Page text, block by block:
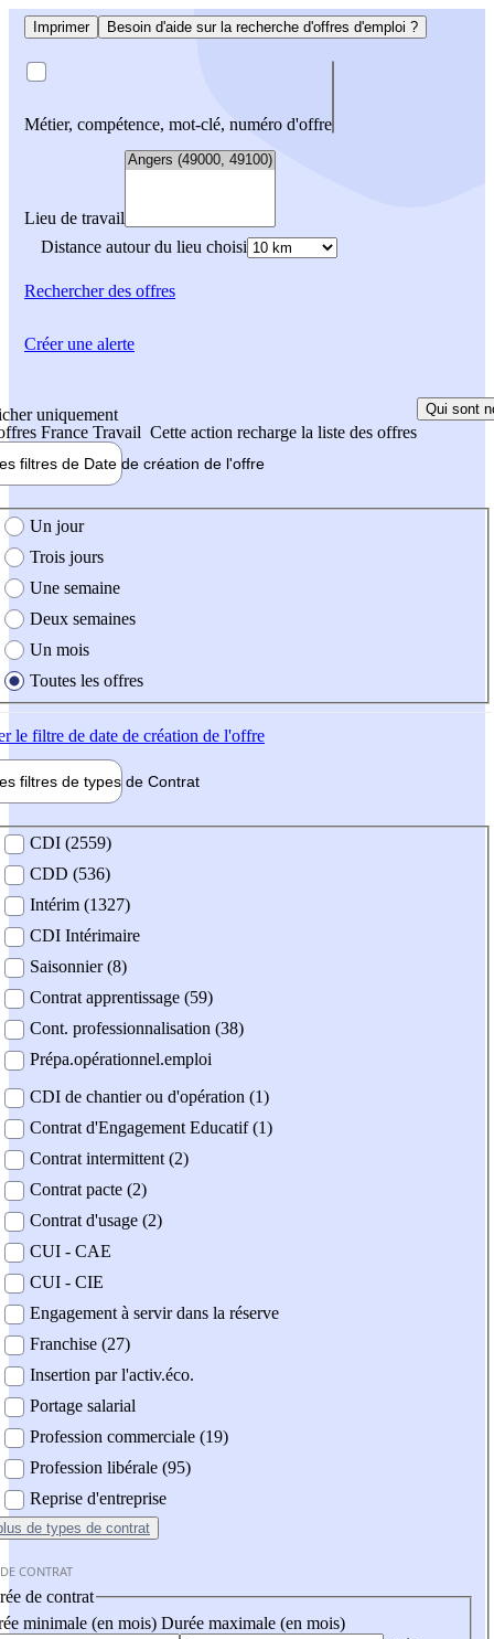
Imprimer Besoin d'aide sur la recherche d'offres d'emploi ?
Métier, compétence, mot-clé, numéro d'offre
Lieu de travail
Distance autour du lieu choisi
Rechercherdes offres
uniquement
France Travail Cette action recharge la liste des offres
Qui sont
filtres de Date de création de l'offre
création de l'offre
Un jour
Trois jours
Une semaine
Deux semaines
Un mois
Toutes les offres
le filtre de date de création de l'offre
filtres de types de Contrat
contrat
CDI (2559)
CDD (536)
Intérim (1327)
CDI Intérimaire
Saisonnier (8)
Contrat apprentissage (59)
Cont. professionnalisation (38)
Prépa.opérationnel.emploi
CDI de chantier ou d'opération (1)
Contrat d'Engagement Educatif (1)
Contrat intermittent (2)
Contrat pacte (2)
Contrat d'usage (2)
CUI - CAE
CUI - CIE
Engagement à servir dans la réserve
Franchise (27)
Insertion par l'activ.éco.
Portage salarial
Profession commerciale (19)
Profession libérale (95)
Reprise d'entreprise
de types de contrat
CONTRAT
de contrat
minimale (en mois) Durée maximale (en mois)
Créer une alerte